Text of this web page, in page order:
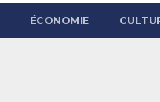
ÉCONOMIE